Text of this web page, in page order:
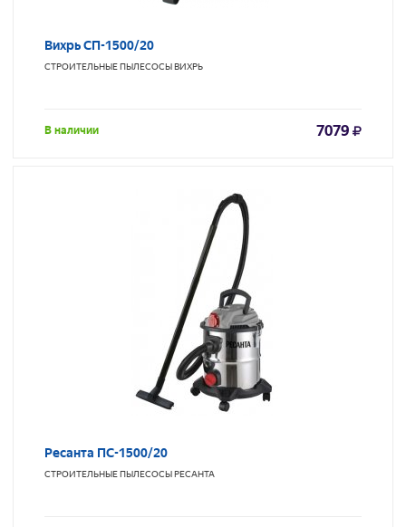
Вихрь СП-1500/20
СТРОИТЕЛЬНЫЕ ПЫЛЕСОСЫВИХРЬ
В наличии 7079
Ресанта ПС-1500/20
СТРОИТЕЛЬНЫЕ ПЫЛЕСОСЫРЕСАНТА